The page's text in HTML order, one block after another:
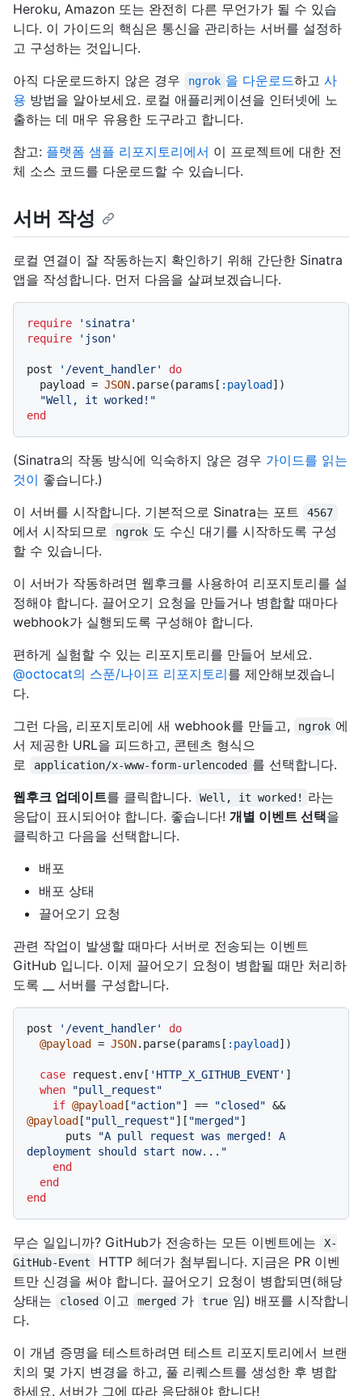
Heroku, Amazon 또는 완전히 다른 무언가가 될 수 있습
니다. 이 가이드의 핵심은 통신을 관리하는 서버를 설정하
고 구성하는 것입니다.
아직 다운로드하지 않은 경우
ngrok 을 다운로드하고 사
용 방법을 알아보세요. 로컬 애플리케이션을 인터넷에 노
출하는 데 매우 유용한 도구라고 합니다.
참고: 플랫폼 샘플 리포지토리에서 이 프로젝트에 대한 전
체 소스 코드를 다운로드할 수 있습니다.
서버 작성
로컬 연결이 잘 작동하는지 확인하기 위해 간단한 Sinatra
앱을 작성합니다. 먼저 다음을 살펴보겠습니다.
require
'sinatra'
require
'json'
post '/event_handler'
do
  payload =
JSON.parse(params[ :payload ])
"Well, it worked!"
end
(Sinatra의 작동 방식에 익숙하지 않은 경우 가이드를 읽는
것이 좋습니다.)
이 서버를 시작합니다. 기본적으로 Sinatra는 포트
4567
에서 시작되므로 ngrok 도 수신 대기를 시작하도록 구성
할 수 있습니다.
이 서버가 작동하려면 웹후크를 사용하여 리포지토리를 설
정해야 합니다. 끌어오기 요청을 만들거나 병합할 때마다
webhook가 실행되도록 구성해야 합니다.
편하게 실험할 수 있는 리포지토리를 만들어 보세요.
@octocat의 스푼/나이프 리포지토리를 제안해보겠습니
다.
그런 다음, 리포지토리에 새 webhook를 만들고,
ngrok 에
서 제공한 URL을 피드하고, 콘텐츠 형식으
로
application/x-www-form-urlencoded 를 선택합니다.
웹후크 업데이트를 클릭합니다. Well, it worked!
라는
응답이 표시되어야 합니다. 좋습니다! 개별 이벤트 선택을
클릭하고 다음을 선택합니다.
배포
배포 상태
끌어오기 요청
관련 작업이 발생할 때마다 서버로 전송되는 이벤트
GitHub 입니다. 이제 끌어오기 요청이 병합될 때만 처리하
도록 __ 서버를 구성합니다.
post '/event_handler'
do
@payload
= JSON.parse(params[ :payload ])
case request.env[ 'HTTP_X_GITHUB_EVENT' ]
when
"pull_request"
if @payload [ "action"] == "closed"
&&
@payload [ "pull_request"][ "merged"]
      puts
"A pull request was merged! A
deployment should start now..."
end
end
end
무슨 일입니까? GitHub가 전송하는 모든 이벤트에는
X-
GitHub-Event
HTTP 헤더가 첨부됩니다. 지금은 PR 이벤
트만 신경을 써야 합니다. 끌어오기 요청이 병합되면(해당
상태는
closed 이고 merged 가 true 임) 배포를 시작합니
다.
이 개념 증명을 테스트하려면 테스트 리포지토리에서 브랜
치의 몇 가지 변경을 하고, 풀 리퀘스트를 생성한 후 병합
하세요. 서버가 그에 따라 응답해야 합니다!